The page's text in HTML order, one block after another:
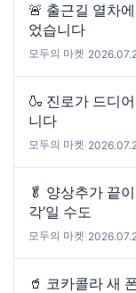
🚨 출근길 열차
었습니다
모두의 마켓
🍶 진로가 드디
니다
모두의 마켓
🥬 양상추가 끝
각’일 수도
모두의 마켓
🥤 코카콜라 새